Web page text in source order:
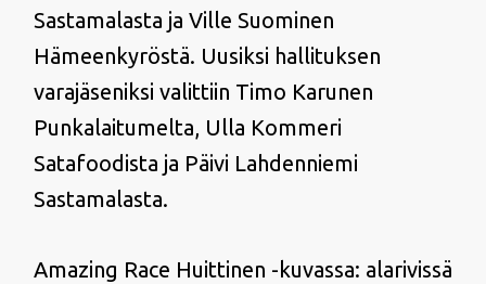
Sastamalasta ja Ville Suominen
Hämeenkyröstä. Uusiksi hallituksen
varajäseniksi valittiin Timo Karunen
Punkalaitumelta, Ulla Kommeri
Satafoodista ja Päivi Lahdenniemi
Sastamalasta.
Amazing Race Huittinen -kuvassa: alarivissä